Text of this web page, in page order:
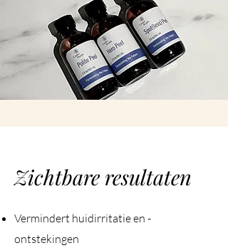
Zichtbare resultaten
Vermindert huidirritatie en -
ontstekingen